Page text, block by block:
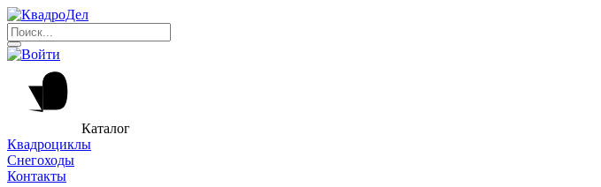
Каталог
Квадроциклы
Снегоходы
Контакты